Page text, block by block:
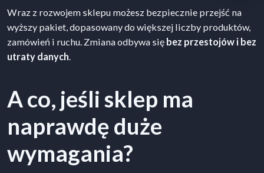
Wraz z rozwojem sklepu możesz bezpiecznie przejść na
wyższy pakiet, dopasowany do większej liczby produktów,
zamówień i ruchu. Zmiana odbywa się bez przestojów i bez
utraty danych.
A co, jeśli sklep ma
naprawdę duże
wymagania?